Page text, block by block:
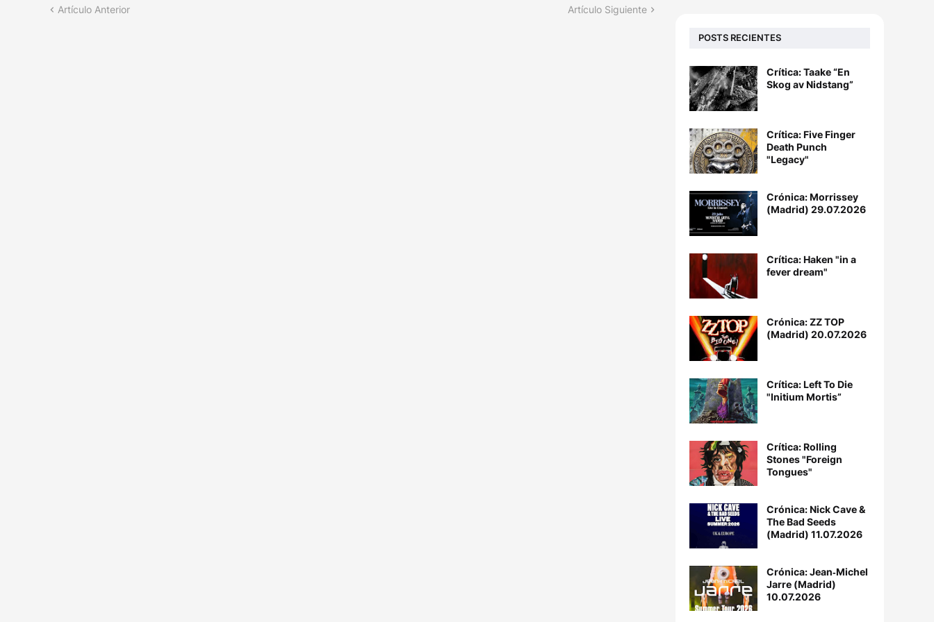
Artículo Anterior Artículo Siguiente
POSTS RECIENTES
Crítica: Taake “En
Skog av Nidstang”
Crítica: Five Finger
Death Punch
"Legacy"
Crónica: Morrissey
(Madrid) 29.07.2026
Crítica: Haken "in a
fever dream"
Crónica: ZZ TOP
(Madrid) 20.07.2026
Crítica: Left To Die
"Initium Mortis”
Crítica: Rolling
Stones "Foreign
Tongues"
Crónica: Nick Cave &
The Bad Seeds
(Madrid) 11.07.2026
Crónica: Jean‐Michel
Jarre (Madrid)
10.07.2026